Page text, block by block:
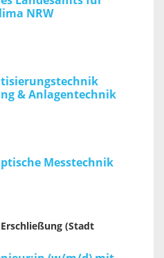
NRW
& Anlagentechnik
Messtechnik
(Stadt